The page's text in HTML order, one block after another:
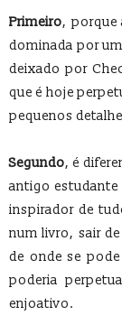
Primeiro, porque
dominada por
deixado por
que é hoje
pequenos
Segundo, é
antigo estudante
inspirador de
num livro, sair
de onde se
poderia
enjoativo.